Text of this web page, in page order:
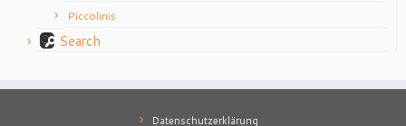
Piccolinis
Search
Datenschutzerklärung